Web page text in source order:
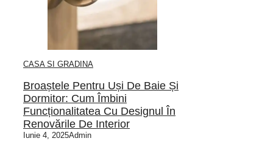
CASA SI GRADINA
Broaștele Pentru Uși De Baie Și
Dormitor: Cum Îmbini
Funcționalitatea Cu Designul În
Renovările De Interior
Iunie 4, 2025Admin